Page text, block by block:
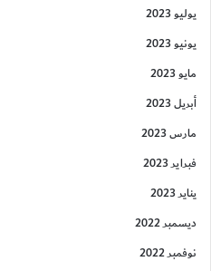
يوليو 2023
يونيو 2023
مايو 2023
أبريل 2023
مارس 2023
فبراير 2023
يناير 2023
ديسمبر 2022
نوفمبر 2022